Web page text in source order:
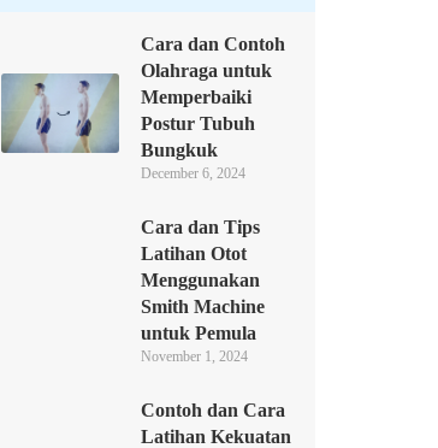
Cara dan Contoh
Olahraga untuk
Memperbaiki
Postur Tubuh
Bungkuk
December 6, 2024
Cara dan Tips
Latihan Otot
Menggunakan
Smith Machine
untuk Pemula
November 1, 2024
Contoh dan Cara
Latihan Kekuatan